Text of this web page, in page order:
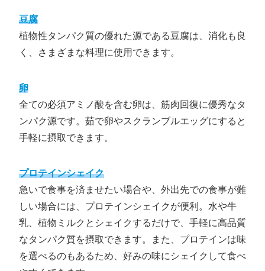
豆腐
植物性タンパク質の優れた源である豆腐は、消化も良
く、さまざまな料理に使用できます。
卵
全ての必須アミノ酸を含む卵は、筋肉回復に優秀なタ
ンパク源です。茹で卵やスクランブルエッグにすると
手軽に摂取できます。
プロテインシェイク
急いで食事を済ませたい場合や、外出先での食事が難
しい場合には、プロテインシェイクが便利。水や牛
乳、植物ミルクとシェイクするだけで、手軽に高品質
なタンパク質を摂取できます。また、プロテインは味
を選べるのもあるため、好みの味にシェイクして食べ